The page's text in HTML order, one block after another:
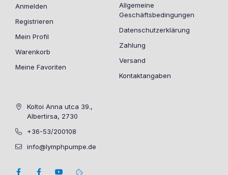
Anmelden
Registrieren
Mein Profil
Warenkorb
Meine Favoriten
Allgemeine
Geschäftsbedingungen
Datenschutzerklärung
Zahlung
Versand
Kontaktangaben
Koltoi Anna utca 39.,
Albertirsa, 2730
+36-53/200108
info@lymphpumpe.de